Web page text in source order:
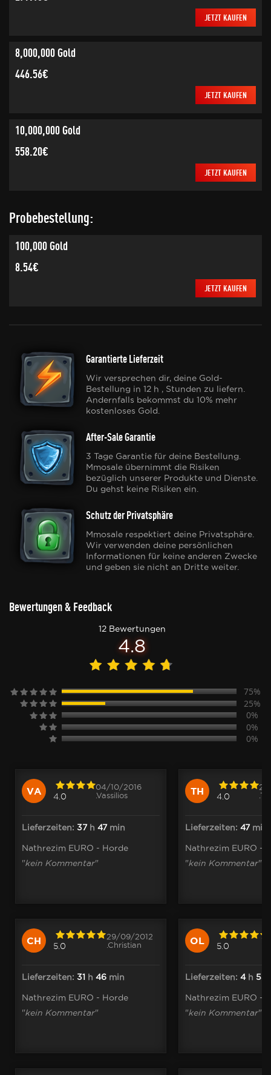
JETZT KAUFEN
8,000,000 Gold
446.56€
JETZT KAUFEN
10,000,000 Gold
558.20€
JETZT KAUFEN
Probebestellung:
100,000 Gold
8.54€
JETZT KAUFEN
Garantierte Lieferzeit
Wir versprechen dir, deine Gold-
Bestellung in 12 h , Stunden zu liefern.
Andernfalls bekommst du 10% mehr
kostenloses Gold.
After-Sale Garantie
3 Tage Garantie für deine Bestellung.
Mmosale übernimmt die Risiken
bezüglich unserer Produkte und Dienste.
Du gehst keine Risiken ein.
Schutz der Privatsphäre
Mmosale respektiert deine Privatsphäre.
Wir verwenden deine persönlichen
Informationen für keine anderen Zwecke
und geben sie nicht an Dritte weiter.
Bewertungen & Feedback
12 Bewertungen
4.8
75%
25%
0%
0%
0%
VA 4.0
04/10/2016
.Vassilios
Lieferzeiten: 37h 47min
Nathrezim EURO - Horde
"kein Kommentar"
CH 5.0
29/09/2012
.Christian
Lieferzeiten: 31 h 46 min
Nathrezim EURO - Horde
"kein Kommentar"
TH 4.0
Lieferzeiten: 47min
Nathrezim EURO -
"kein Kommentar"
OL 5.0
Lieferzeiten: 4h 53
Nathrezim EURO -
"kein Kommentar"